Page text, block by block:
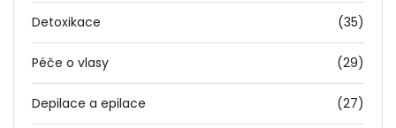
Detoxikace (35)
Péče o vlasy (29)
Depilace a epilace (27)